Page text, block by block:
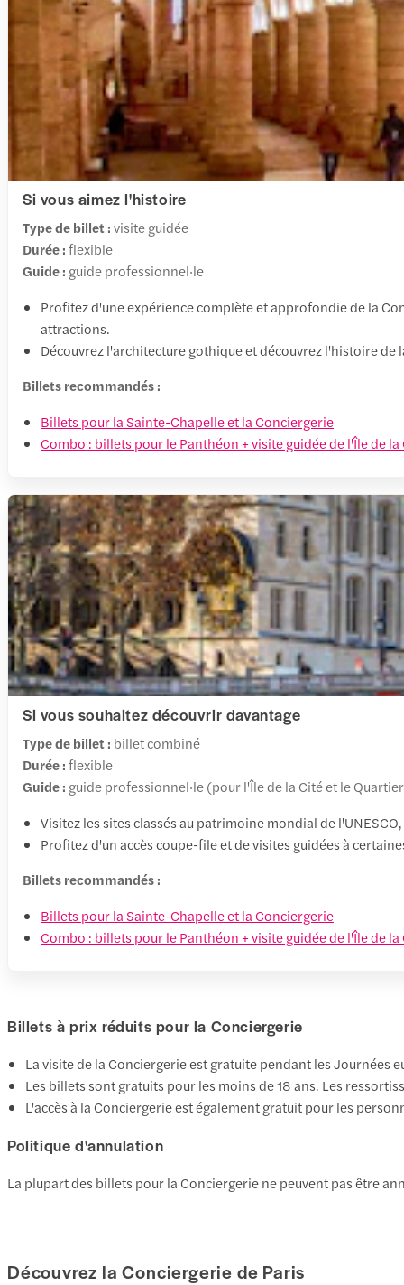
Si vous aimez l'histoire
Type de billet :visite guidée
Durée :flexible
Guide : guide professionnel·le
Profitez d'une expérience complète et approfondie de la
attractions.
Découvrez l'architecture gothique et découvrez l'histoire
Billets recommandés :
Billets pour la Sainte-Chapelle et la Conciergerie
Combo : billets pour le Panthéon + visite guidée de l'Île de
Si vous souhaitez découvrir davantage
Type de billet : billet combiné
Durée :flexible
Guide : guide professionnel·le (pour l'Île de la Cité et le
Visitez les sites classés au patrimoine mondial de
Profitez d'un accès coupe-file et de visites guidées à
Billets recommandés :
Billets pour la Sainte-Chapelle et la Conciergerie
Combo : billets pour le Panthéon + visite guidée de l'Île de
Billets à prix réduits pour la Conciergerie
La visite de la Conciergerie est gratuite pendant les Journées
Les billets sont gratuits pour les moins de 18 ans. Les
L'accès à la Conciergerie est également gratuit pour les
Politique d'annulation
La plupart des billets pour la Conciergerie ne peuvent pas être
Découvrez la Conciergerie de Paris